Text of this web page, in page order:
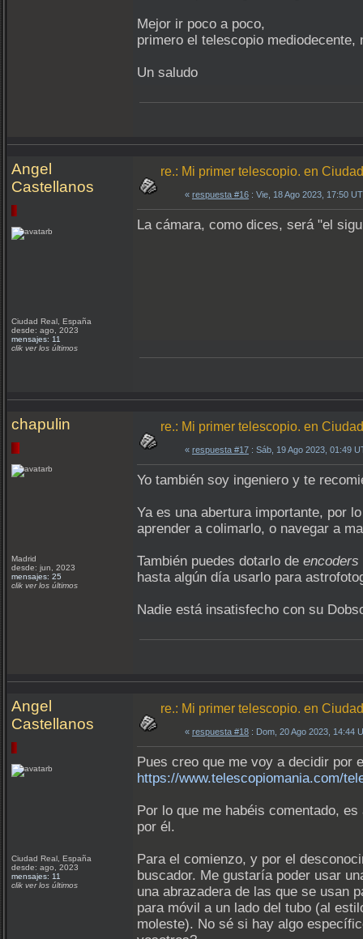
Mejor ir poco a poco,
primero el telescopio
Un saludo
Angel
Castellanos
Ciudad Real, España
desde: ago, 2023
mensajes: 11
clik ver los últimos
re.: Mi primer telescopio. en
« respuesta #16 : Vie, 18 Ago 2023, 17:50
La cámara, como dices, será "el
chapulin
Madrid
desde: jun, 2023
mensajes: 25
clik ver los últimos
re.: Mi primer telescopio. en
« respuesta #17 : Sáb, 19 Ago 2023, 01:49
Yo también soy ingeniero y te
Ya es una abertura importante, por
aprender a colimarlo, o navegar a
También puedes dotarlo de encoders
hasta algún día usarlo para
Nadie está insatisfecho con su
Angel
Castellanos
Ciudad Real, España
desde: ago, 2023
mensajes: 11
clik ver los últimos
re.: Mi primer telescopio. en
« respuesta #18 : Dom, 20 Ago 2023, 14:44
Pues creo que me voy a decidir por
https://www.telescopiomania.com/
Por lo que me habéis comentado,
por él.
Para el comienzo, y por el
buscador. Me gustaría poder usar
una abrazadera de las que se usan
para móvil a un lado del tubo (al
moleste). No sé si hay algo